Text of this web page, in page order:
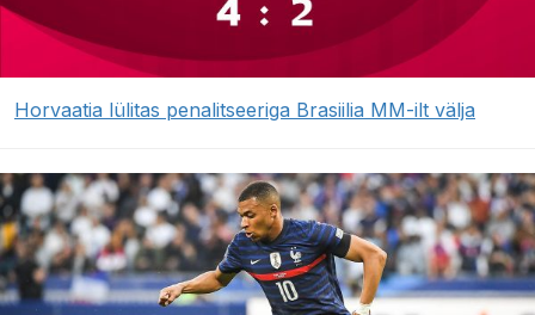
Horvaatia lülitas penalitseeriga Brasiilia MM-ilt välja